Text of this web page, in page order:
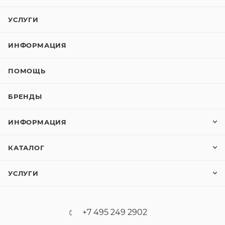
УСЛУГИ
ИНФОРМАЦИЯ
ПОМОЩЬ
БРЕНДЫ
ИНФОРМАЦИЯ
КАТАЛОГ
УСЛУГИ
+7 495 249 2902